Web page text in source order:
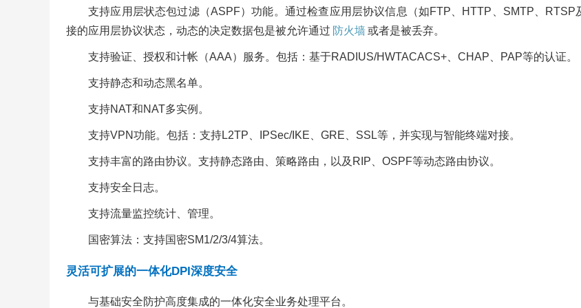
支持应用层状态包过滤（ASPF）功能。通过检查应用层协议信息（如FTP、HTTP、SMTP、
接的应用层协议状态，动态的决定数据包是被允许通过 防火墙或者是被丢弃。
支持验证、授权和计帐（AAA）服务。包括：基于RADIUS/HWTACACS+、CHAP、PAP等的认证。
支持静态和动态黑名单。
支持NAT和NAT多实例。
支持VPN功能。包括：支持L2TP、IPSec/IKE、GRE、SSL等，并实现与智能终端对接。
支持丰富的路由协议。支持静态路由、策略路由，以及RIP、OSPF等动态路由协议。
支持安全日志。
支持流量监控统计、管理。
国密算法：支持国密SM1/2/3/4算法。
灵活可扩展的一体化DPI深度安全
与基础安全防护高度集成的一体化安全业务处理平台。